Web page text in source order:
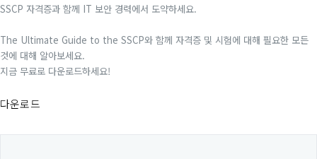
SSCP 자격증과 함께 IT 보안 경력에서 도약하세요.
The Ultimate Guide to the SSCP와 함께 자격증 및 시험에 대해 필요한 모든
것에 대해 알아보세요.
지금 무료로 다운로드하세요!
다운로드